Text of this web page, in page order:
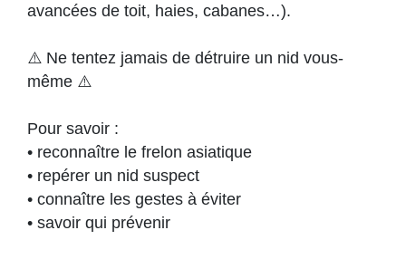
avancées de toit, haies, cabanes…).
⚠️ Ne tentez jamais de détruire un nid vous-
même ⚠️
Pour savoir :
• reconnaître le frelon asiatique
• repérer un nid suspect
• connaître les gestes à éviter
• savoir qui prévenir